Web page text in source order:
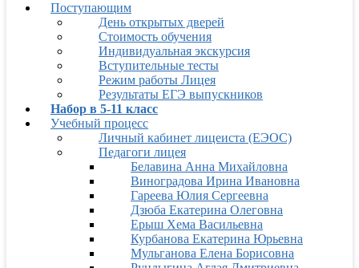
Поступающим
День открытых дверей
Стоимость обучения
Индивидуальная экскурсия
Вступительные тесты
Режим работы Лицея
Результаты ЕГЭ выпускников
Набор в 5-11 класс
Учебный процесс
Личный кабинет лицеиста (ЕЭОС)
Педагоги лицея
Белавина Анна Михайловна
Виноградова Ирина Ивановна
Гареева Юлия Сергеевна
Дзюба Екатерина Олеговна
Ерыш Хема Васильевна
Курбанова Екатерина Юрьевна
Мульганова Елена Борисовна